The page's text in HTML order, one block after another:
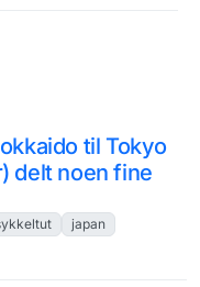
til Tokyo
delt noen fine
japan